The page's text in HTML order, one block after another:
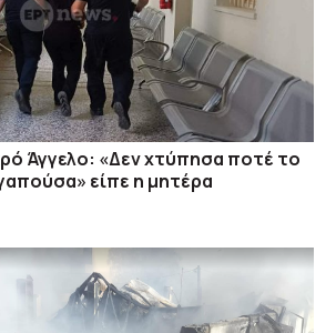
Άγγελο: «Δεν χτύπησα ποτέ το
είπε η μητέρα